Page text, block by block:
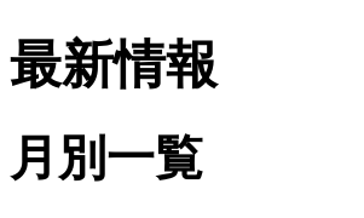
最新情報
月別一覧